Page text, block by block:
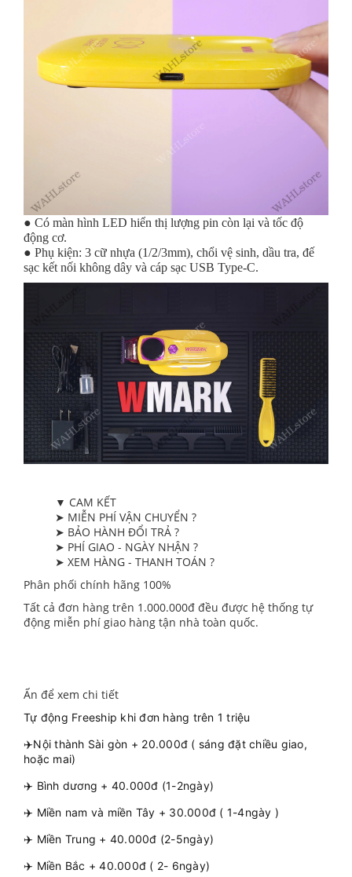
● Có màn hình LED hiển thị lượng pin còn lại và tốc độ
động cơ.
● Phụ kiện: 3 cữ nhựa (1/2/3mm), chổi vệ sinh, dầu tra, đế
sạc kết nối không dây và cáp sạc USB Type-C.
▼ CAM KẾT
➤ MIỄN PHÍ VẬN CHUYỂN ?
➤ BẢO HÀNH ĐỔI TRẢ ?
➤ PHÍ GIAO - NGÀY NHẬN ?
➤ XEM HÀNG - THANH TOÁN ?
Phân phối chính hãng 100%
Tất cả đơn hàng trên 1.000.000đ đều được hệ thống tự
động miễn phí giao hàng tận nhà toàn quốc.
Ấn để xem chi tiết
Tự động Freeship khi đơn hàng trên 1 triệu
✈️Nội thành Sài gòn + 20.000đ ( sáng đặt chiều giao,
hoặc mai)
✈️ Bình dương + 40.000đ (1-2ngày)
✈️ Miền nam và miền Tây + 30.000đ ( 1-4ngày )
✈️ Miền Trung + 40.000đ (2-5ngày)
✈️ Miền Bắc + 40.000đ ( 2- 6ngày)